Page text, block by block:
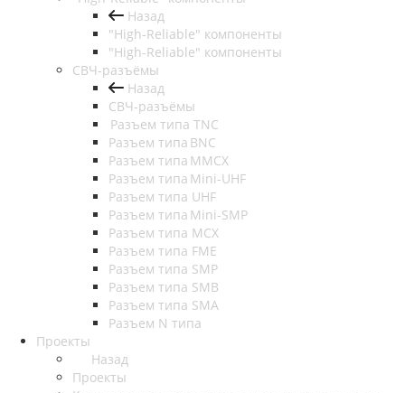
Назад
"High-Reliable" компоненты
"High-Reliable" компоненты
СВЧ-разъёмы
Назад
СВЧ-разъёмы
Разъем типа TNC
Разъем типа BNC
Разъем типа MMCX
Разъем типа Mini-UHF
Разъем типа UHF
Разъем типа Mini-SMP
Разъем типа MCX
Разъем типа FME
Разъем типа SMP
Разъем типа SMB
Разъем типа SMA
Разъем N типа
Проекты
Назад
Проекты